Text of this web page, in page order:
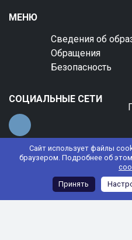
Сайт использует файлы
браузером. Подробнее об
Принять
МЕНЮ
Сведения об
Обращения
Безопасность
СОЦИАЛЬНЫЕ СЕТИ
© 2022 АНО ДО "Планета